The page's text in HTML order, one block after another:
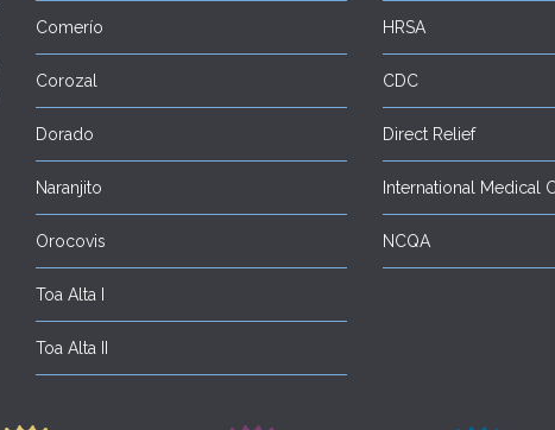
Comerío
Corozal
Dorado
Naranjito
Orocovis
Toa Alta I
Toa Alta II
HRSA
CDC
Direct Relief
International Medical
NCQA